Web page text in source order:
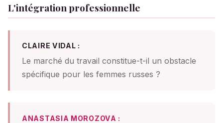
L'intégration professionnelle
CLAIRE VIDAL :
Le marché du travail constitue-t-il un obstacle
spécifique pour les femmes russes ?
ANASTASIA MOROZOVA :